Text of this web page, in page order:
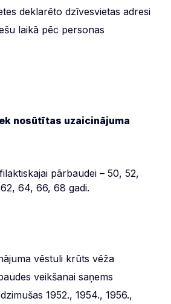
deklarēto dzīvesvietas adresi
laikā pēc personas
nosūtītas uzaicinājuma
pārbaudei – 50, 52,
64, 66, 68 gadi.
vēstuli krūts vēža
veikšanai saņems
1952., 1954., 1956.,